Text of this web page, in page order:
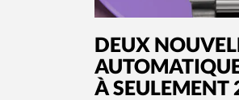
DEUX
À SEULEMENT